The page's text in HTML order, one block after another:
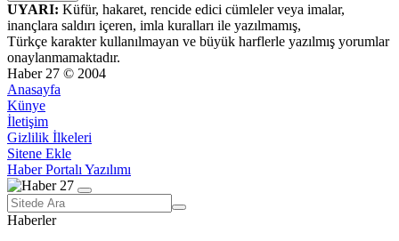
UYARI: Küfür, hakaret, rencide edici cümleler veya imalar,
inançlara saldırı içeren, imla kuralları ile yazılmamış,
Türkçe karakter kullanılmayan ve büyük harflerle yazılmış yorumlar
onaylanmamaktadır.
Haber 27 © 2004
Anasayfa
Künye
İletişim
Gizlilik İlkeleri
Sitene Ekle
Haber Portalı Yazılımı
Haberler